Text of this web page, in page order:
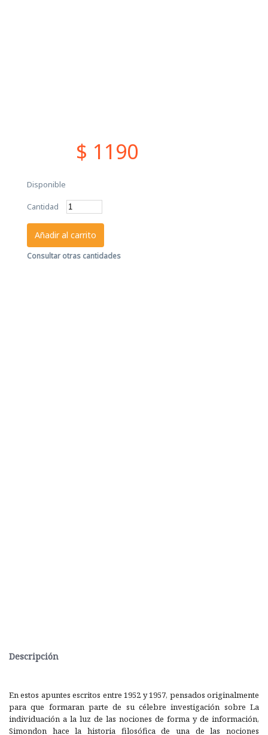
$ 1190
Disponible
Cantidad
Añadir al carrito
Consultar otras cantidades
Descripción
En estos apuntes escritos entre 1952 y 1957, pensados originalmente
para que formaran parte de su célebre investigación sobre La
individuación a la luz de las nociones de forma y de información,
Simondon hace la historia filosófica de una de las nociones